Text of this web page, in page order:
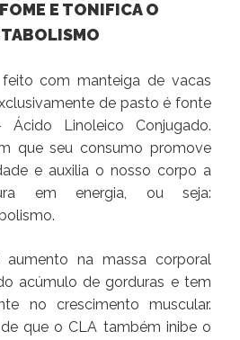
E TONIFICA O
com manteiga de vacas
de pasto é fonte
Linoleico Conjugado.
que seu consumo promove
e auxilia o nosso corpo a
em energia, ou seja:
na massa corporal
acúmulo de gorduras e tem
no crescimento muscular.
que o CLA também inibe o